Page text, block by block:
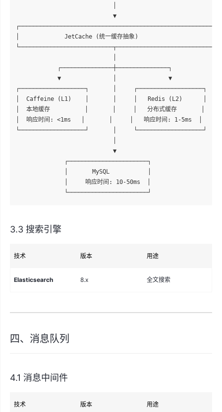
                            ▼
│             JetCache (统一缓存抽象)
            ┌───────────────┼───────────────┐
            ▼               │               ▼
┌───────────────────┐       │     ┌───────────────────┐
│  Caffeine (L1)    │       │     │   Redis (L2)      │
│  本地缓存          │       │     │   分布式缓存       │
│  响应时间: <1ms   │       │     │   响应时间: 1-5ms  │
└───────────────────┘       │     └───────────────────┘
                            ▼
              ┌───────────────────────┐
              │       MySQL           │
              │     响应时间: 10-50ms  │
3.3 搜索引擎
技术 版本 用途
Elasticsearch 8.x 全文搜索
四、消息队列
4.1 消息中间件
技术 版本 用途